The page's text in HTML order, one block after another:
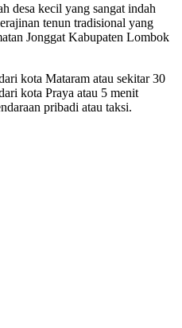
desa kecil yang sangat indah
tenun tradisional yang
Jonggat Kabupaten Lombok
kota Mataram atau sekitar 30
kota Praya atau 5 menit
pribadi atau taksi.